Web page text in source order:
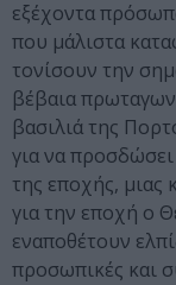
εξέχοντα
που μάλιστα
τονίσουν την
βέβαια
βασιλιά της
για να
της εποχής, μιας
για την εποχή ο
εναποθέτουν
προσωπικές και